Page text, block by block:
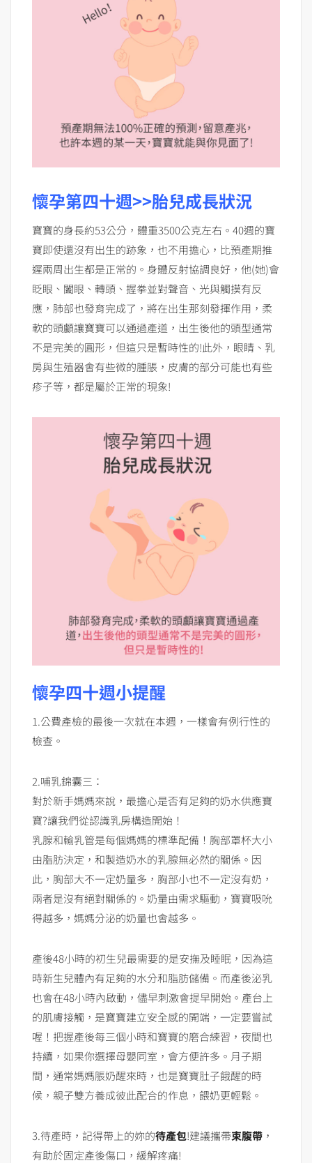
懷孕第四十週>>胎兒成長狀況
寶寶的身長約53公分，體重3500公克左右。40週的寶
寶即使還沒有出生的跡象，也不用擔心，比預產期推
遲兩周出生都是正常的。身體反射協調良好，他(她)會
眨眼、闔眼、轉頭、握拳並對聲音、光與觸摸有反
應，肺部也發育完成了，將在出生那刻發揮作用，柔
軟的頭顱讓寶寶可以通過產道，出生後他的頭型通常
不是完美的圓形，但這只是暫時性的!此外，眼睛、乳
房與生殖器會有些微的腫脹，皮膚的部分可能也有些
疹子等，都是屬於正常的現象!
懷孕四十週小提醒
1.公費產檢的最後一次就在本週，一樣會有例行性的
檢查。
2.哺乳錦囊三：
對於新手媽媽來說，最擔心是否有足夠的奶水供應寶
寶?讓我們從認識乳房構造開始！
乳腺和輸乳管是每個媽媽的標準配備！胸部罩杯大小
由脂肪決定，和製造奶水的乳腺無必然的關係。因
此，胸部大不一定奶量多，胸部小也不一定沒有奶，
兩者是沒有絕對關係的。奶量由需求驅動，寶寶吸吮
得越多，媽媽分泌的奶量也會越多。
產後48小時的初生兒最需要的是安撫及睡眠，因為這
時新生兒體內有足夠的水分和脂肪儲備。而產後泌乳
也會在48小時內啟動，儘早刺激會提早開始。產台上
的肌膚接觸，是寶寶建立安全感的開端，一定要嘗試
喔！把握產後每三個小時和寶寶的磨合練習，夜間也
持續，如果你選擇母嬰同室，會方便許多。月子期
間，通常媽媽脹奶醒來時，也是寶寶肚子餓醒的時
候，親子雙方養成彼此配合的作息，餵奶更輕鬆。
3.待產時，記得帶上的妳的待產包!建議攜帶束腹帶 ，
有助於固定產後傷口，緩解疼痛!